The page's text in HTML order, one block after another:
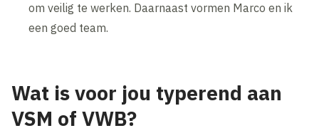
om veilig te werken. Daarnaast vormen Marco en ik
een goed team.
Wat is voor jou typerend aan
VSM of VWB?